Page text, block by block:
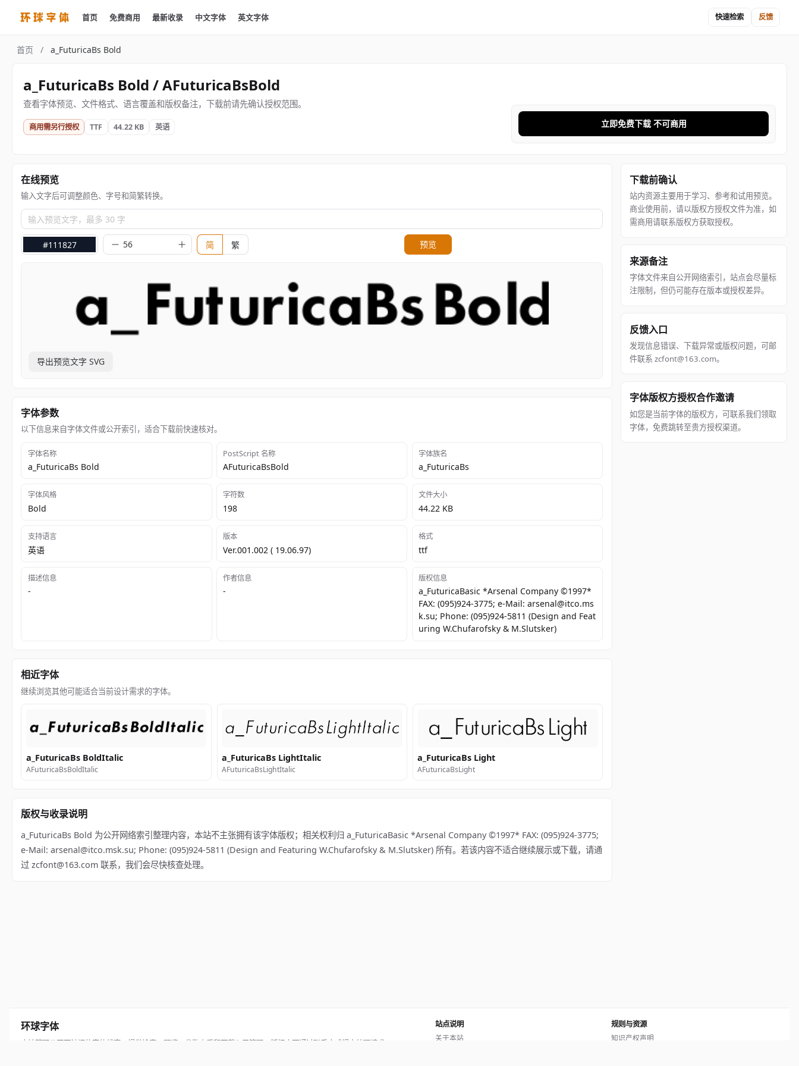
首页 免费商用 最新收录 中文字体 英文字体 快速检索 反馈
首页 / a_FuturicaBs Bold
a_FuturicaBs Bold / AFuturicaBsBold
查看字体预览、文件格式、语言覆盖和版权备注，下载前请先确认授权范围。
商用需另行授权 TTF 44.22 KB 英语 立即免费下载 不可商用
在线预览
输入文字后可调整颜色、字号和简繁转换。
输入预览文字，最多 30 字
#111827 简 繁 预览
导出预览文字 SVG
字体参数
以下信息来自字体文件或公开索引，适合下载前快速核对。
字体名称
a_FuturicaBs Bold
PostScript 名称
AFuturicaBsBold
字体族名
a_FuturicaBs
字体风格
Bold
字符数
198
文件大小
44.22 KB
支持语言
英语
版本
Ver.001.002 ( 19.06.97)
格式
ttf
描述信息
-
作者信息
-
版权信息
a_FuturicaBasic *Arsenal Company ©1997*
FAX: (095)924-3775; e-Mail: arsenal@itco.ms
k.su; Phone: (095)924-5811 (Design and Feat
uring W.Chufarofsky & M.Slutsker)
相近字体
继续浏览其他可能适合当前设计需求的字体。
a_FuturicaBs BoldItalic
AFuturicaBsBoldItalic
a_FuturicaBs LightItalic
AFuturicaBsLightItalic
a_FuturicaBs Light
AFuturicaBsLight
版权与收录说明
a_FuturicaBs Bold 为公开网络索引整理内容，本站不主张拥有该字体版权；相关权利归 a_FuturicaBasic *Arsenal Company ©1997* FAX: (095)924-3775;
e-Mail: arsenal@itco.msk.su; Phone: (095)924-5811 (Design and Featuring W.Chufarofsky & M.Slutsker) 所有。若该内容不适合继续展示或下载，请通
过 zcfont@163.com 联系，我们会尽快核查处理。
下载前确认
站内资源主要用于学习、参考和试用预览。
商业使用前，请以版权方授权文件为准，如
需商用请联系版权方获取授权。
来源备注
字体文件来自公开网络索引，站点会尽量标
注限制，但仍可能存在版本或授权差异。
反馈入口
发现信息错误、下载异常或版权问题，可邮
件联系 zcfont@163.com。
字体版权方授权合作邀请
如您是当前字体的版权方，可联系我们领取
字体，免费跳转至贵方授权渠道。
环球字体
本站整理公开可访问的字体线索，提供检索、预览、参数查看和下载入口管理。版权方可通过联系方式提交处理请求。
站点说明
关于本站
规则与资源
知识产权声明